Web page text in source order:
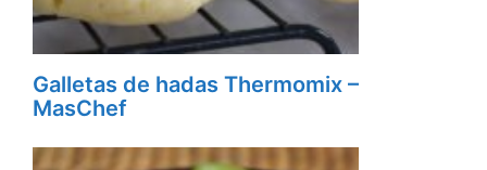
Galletas de hadas Thermomix –
MasChef